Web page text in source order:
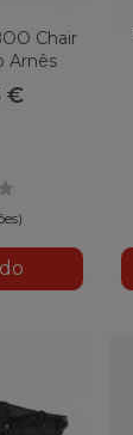
Chair
Arnês
€